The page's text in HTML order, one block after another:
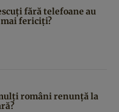
fără telefoane au
fericiți?
români renunță la